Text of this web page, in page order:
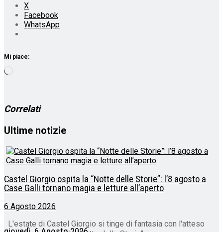
X
Facebook
WhatsApp
Mi piace:
Correlati
Ultime notizie
Castel Giorgio ospita la “Notte delle Storie”: l’8 agosto a
Case Galli tornano magia e letture all’aperto
6 Agosto 2026
L'estate di Castel Giorgio si tinge di fantasia con l'atteso